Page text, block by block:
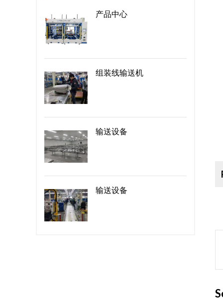
产品中心
组装线输送机
输送设备
输送设备